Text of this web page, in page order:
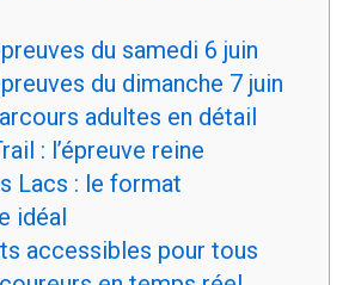
du samedi 6 juin
du dimanche 7 juin
adultes en détail
: l’épreuve reine
Lacs : le format
idéal
accessibles pour tous